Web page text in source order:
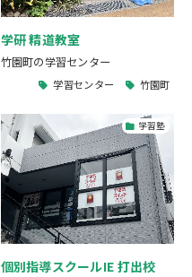
学研 精道教室
竹園町の学習センター
学習センター 竹園町
学習塾
個別指導スクールIE 打出校